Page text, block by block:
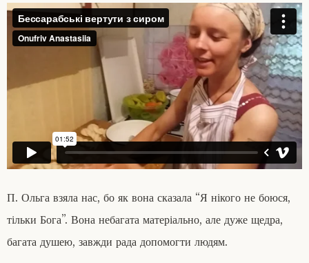
П. Ольга взяла нас, бо як вона сказала “Я нікого не боюся,
тільки Бога”. Вона небагата матеріально, але дуже щедра,
багата душею, завжди рада допомогти людям.